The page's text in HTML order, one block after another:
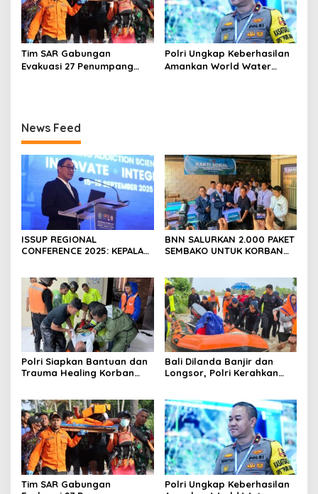
Tim SAR Gabungan
Evakuasi 27 Penumpang
Polri Ungkap Keberhasilan
Amankan World Water
News Feed
ISSUP REGIONAL
CONFERENCE 2025: KEPALA
INTERNASIONAL HADAPI
NARKOBA
BNN SALURKAN 2.000 PAKET
SEMBAKO UNTUK KORBAN
Polri Siapkan Bantuan dan
Trauma Healing Korban
Bali Dilanda Banjir dan
Longsor, Polri Kerahkan
Tim SAR Gabungan
Polri Ungkap Keberhasilan